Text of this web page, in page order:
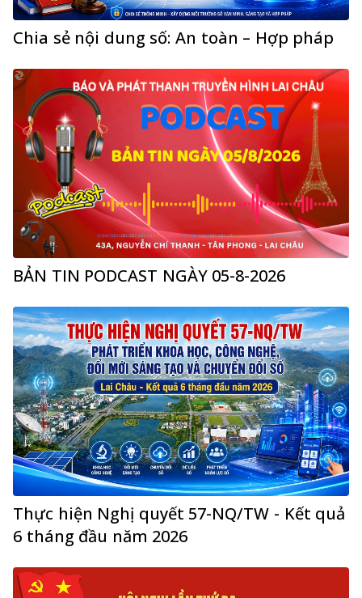
Chia sẻ nội dung số: An toàn – Hợp pháp
BẢN TIN PODCAST NGÀY 05-8-2026
Thực hiện Nghị quyết 57-NQ/TW - Kết quả
6 tháng đầu năm 2026